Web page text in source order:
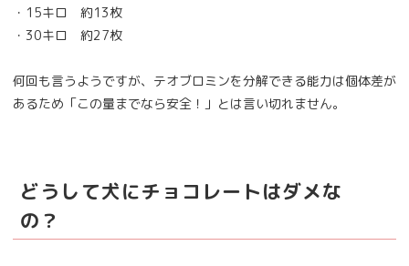
・15キロ 約13枚
・30キロ 約27枚
何回も言うようですが、テオブロミンを分解できる能力は個体差が
あるため「この量までなら安全！」とは言い切れません。
どうして犬にチョコレートはダメな
の？